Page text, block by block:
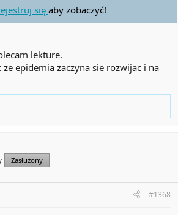
sięaby zobaczyć!
lekture.
epidemia zaczyna sie rozwijac i na
Zasłużony
#1368